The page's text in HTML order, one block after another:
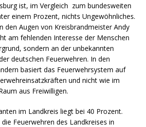
ist, im Vergleich zum bundesweiten
einem Prozent, nichts Ungewöhnliches.
den Augen von Kreisbrandmeister Andy
am fehlenden Interesse der Menschen
sondern an der unbekannten
deutschen Feuerwehren. In den
basiert das Feuerwehrsystem auf
und nicht wie im
aus Freiwilligen.
im Landkreis liegt bei 40 Prozent.
Feuerwehren des Landkreises in